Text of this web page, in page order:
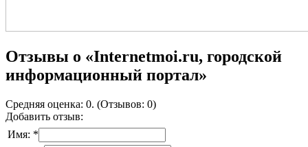
Отзывы о «Internetmoi.ru, городской
информационный портал»
Средняя оценка: 0. (Отзывов: 0)
Добавить отзыв:
Имя: *